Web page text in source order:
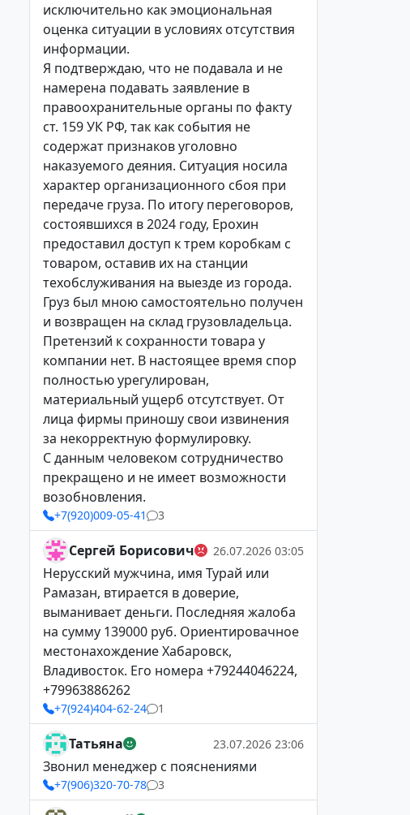
исключительно как эмоциональная
оценка ситуации в условиях отсутствия
информации.
Я подтверждаю, что не подавала и не
намерена подавать заявление в
правоохранительные органы по факту
ст. 159 УК РФ, так как события не
содержат признаков уголовно
наказуемого деяния. Ситуация носила
характер организационного сбоя при
передаче груза. По итогу переговоров,
состоявшихся в 2024 году, Ерохин
предоставил доступ к трем коробкам с
товаром, оставив их на станции
техобслуживания на выезде из города.
Груз был мною самостоятельно получен
и возвращен на склад грузовладельца.
Претензий к сохранности товара у
компании нет. В настоящее время спор
полностью урегулирован,
материальный ущерб отсутствует. От
лица фирмы приношу свои извинения
за некорректную формулировку.
С данным человеком сотрудничество
прекращено и не имеет возможности
возобновления.
+7(920)009-05-41 3
Сергей Борисович 26.07.2026 03:05
Нерусский мужчина, имя Турай или
Рамазан, втирается в доверие,
выманивает деньги. Последняя жалоба
на сумму 139000 руб. Ориентировачное
местонахождение Хабаровск,
Владивосток. Его номера +79244046224,
+79963886262
+7(924)404-62-24 1
Татьяна 23.07.2026 23:06
Звонил менеджер с пояснениями
+7(906)320-70-78 3